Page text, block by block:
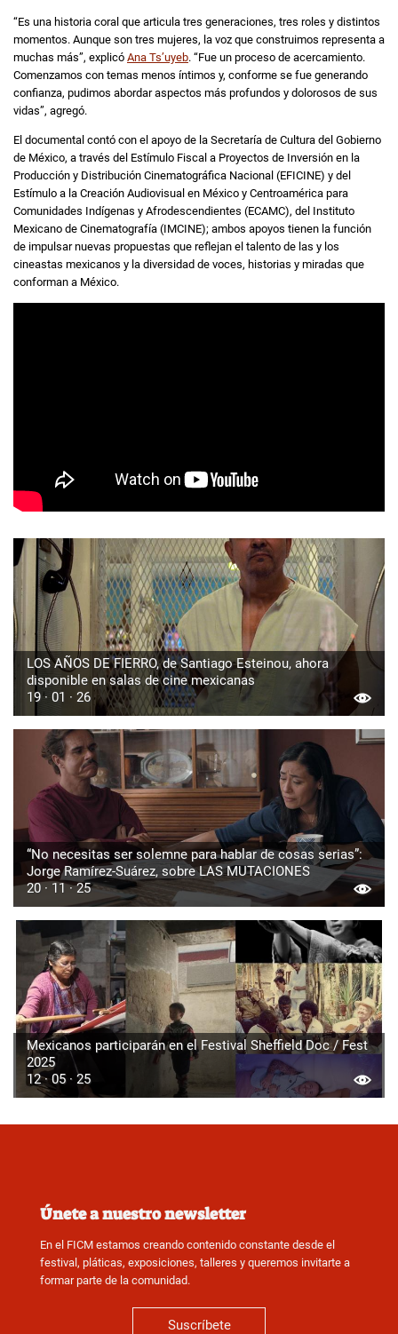
“Es una historia coral que articula tres generaciones, tres roles y distintos
momentos. Aunque son tres mujeres, la voz que construimos representa a
muchas más”, explicó Ana Ts’uyeb. “Fue un proceso de acercamiento.
Comenzamos con temas menos íntimos y, conforme se fue generando
confianza, pudimos abordar aspectos más profundos y dolorosos de sus
vidas”, agregó.
El documental contó con el apoyo de la Secretaría de Cultura del Gobierno
de México, a través del Estímulo Fiscal a Proyectos de Inversión en la
Producción y Distribución Cinematográfica Nacional (EFICINE) y del
Estímulo a la Creación Audiovisual en México y Centroamérica para
Comunidades Indígenas y Afrodescendientes (ECAMC), del Instituto
Mexicano de Cinematografía (IMCINE); ambos apoyos tienen la función
de impulsar nuevas propuestas que reflejan el talento de las y los
cineastas mexicanos y la diversidad de voces, historias y miradas que
conforman a México.
LOS AÑOS DE FIERRO, de Santiago Esteinou, ahora
disponible en salas de cine mexicanas
19 · 01 · 26
“No necesitas ser solemne para hablar de cosas serias”:
Jorge Ramírez-Suárez, sobre LAS MUTACIONES
20 · 11 · 25
Mexicanos participarán en el Festival Sheffield Doc / Fest
2025
12 · 05 · 25
Únete a nuestro newsletter
En el FICM estamos creando contenido constante desde el
festival, pláticas, exposiciones, talleres y queremos invitarte a
formar parte de la comunidad.
Suscríbete